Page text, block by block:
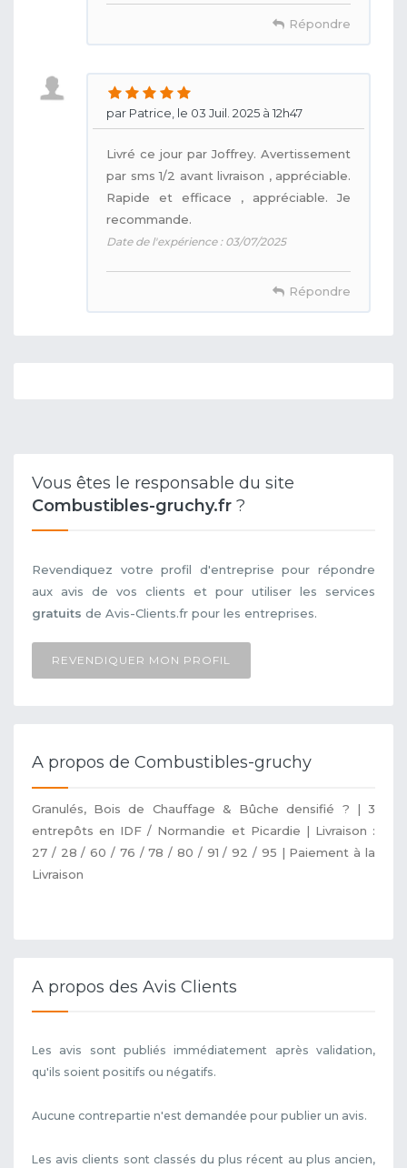
Répondre
par Patrice, le 03 Juil. 2025 à 12h47
Livré ce jour par Joffrey. Avertissement
par sms 1/2 avant livraison , appréciable.
Rapide et efficace , appréciable. Je
recommande.
Date de l'expérience : 03/07/2025
Répondre
Vous êtes le responsable du site
Combustibles-gruchy.fr ?
Revendiquez votre profil d'entreprise pour répondre
aux avis de vos clients et pour utiliser les services
gratuits de Avis-Clients.fr pour les entreprises.
REVENDIQUER MON PROFIL
A propos de Combustibles-gruchy
Granulés, Bois de Chauffage & Bûche densifié ? | 3
entrepôts en IDF / Normandie et Picardie | Livraison :
27 / 28 / 60 / 76 / 78 / 80 / 91 / 92 / 95 | Paiement à la
Livraison
A propos des Avis Clients
Les avis sont publiés immédiatement après validation,
qu'ils soient positifs ou négatifs.
Aucune contrepartie n'est demandée pour publier un avis.
Les avis clients sont classés du plus récent au plus ancien,